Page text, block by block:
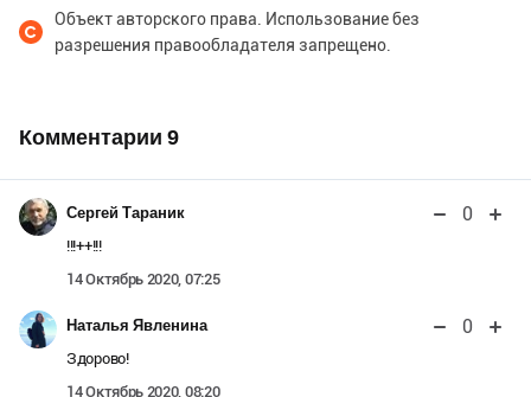
Объект авторского права. Использование без
разрешения правообладателя запрещено.
Комментарии 9
Сергей Тараник 0
!!!++!!!
14 Октябрь 2020, 07:25
Наталья Явленина 0
Здорово!
14 Октябрь 2020, 08:20